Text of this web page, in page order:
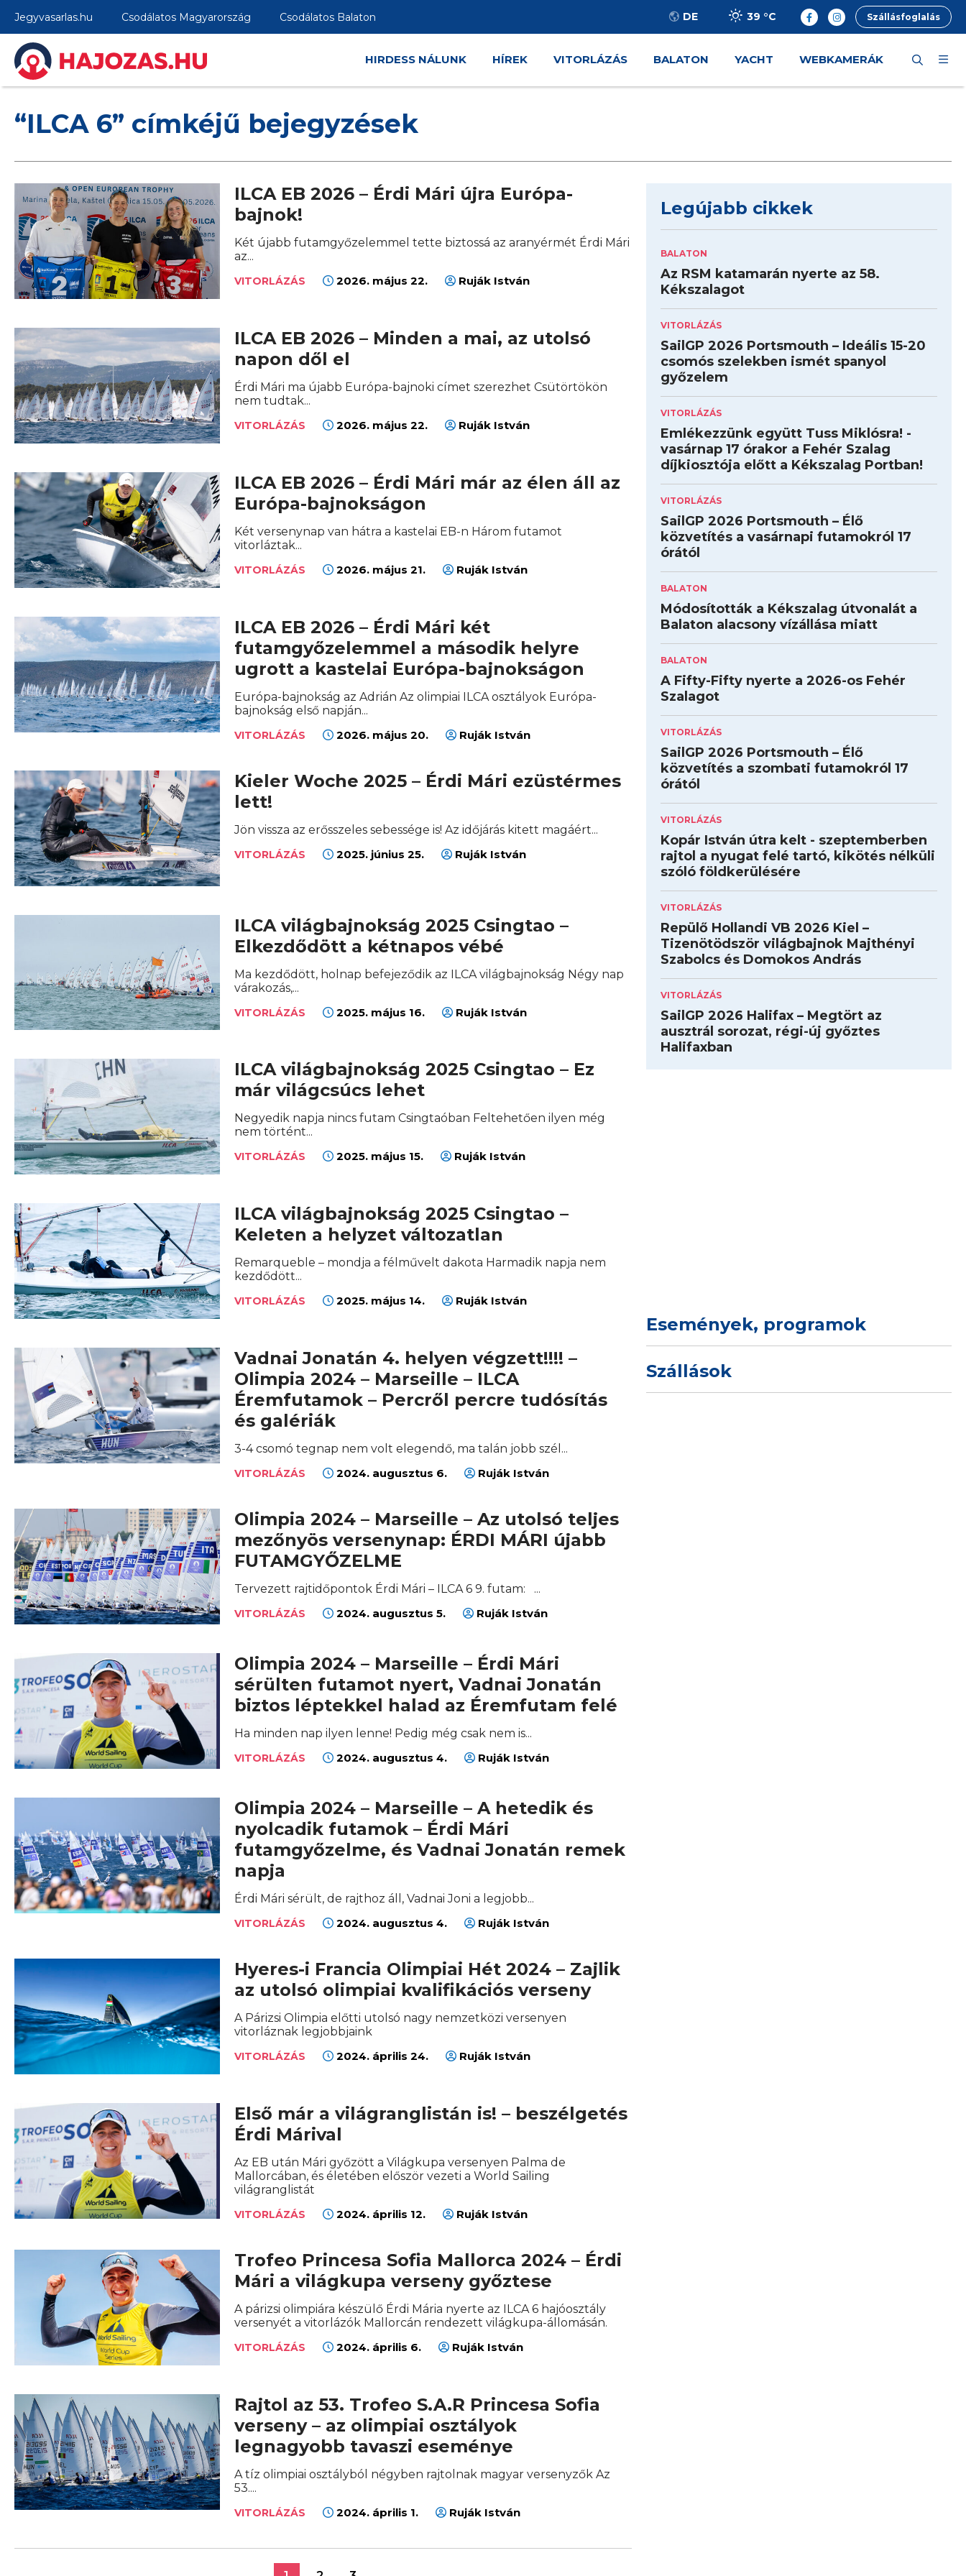
Jegyvasarlas.hu Csodálatos Magyarország Csodálatos Balaton DE 39 °C Szállásfoglalás
HIRDESS NÁLUNK HÍREK VITORLÁZÁS BALATON YACHT WEBKAMERÁK
“ILCA 6” címkéjű bejegyzések
ILCA EB 2026 – Érdi Mári újra Európa-
bajnok!
Két újabb futamgyőzelemmel tette biztossá az aranyérmét Érdi Mári
az...
VITORLÁZÁS 2026. május 22. Ruják István
ILCA EB 2026 – Minden a mai, az utolsó
napon dől el
Érdi Mári ma újabb Európa-bajnoki címet szerezhet Csütörtökön
nem tudtak...
VITORLÁZÁS 2026. május 22. Ruják István
ILCA EB 2026 – Érdi Mári már az élen áll az
Európa-bajnokságon
Két versenynap van hátra a kastelai EB-n Három futamot
vitorláztak...
VITORLÁZÁS 2026. május 21. Ruják István
ILCA EB 2026 – Érdi Mári két
futamgyőzelemmel a második helyre
ugrott a kastelai Európa-bajnokságon
Európa-bajnokság az Adrián Az olimpiai ILCA osztályok Európa-
bajnokság első napján...
VITORLÁZÁS 2026. május 20. Ruják István
Kieler Woche 2025 – Érdi Mári ezüstérmes
lett!
Jön vissza az erősszeles sebessége is! Az időjárás kitett magáért...
VITORLÁZÁS 2025. június 25. Ruják István
ILCA világbajnokság 2025 Csingtao –
Elkezdődött a kétnapos vébé
Ma kezdődött, holnap befejeződik az ILCA világbajnokság Négy nap
várakozás,...
VITORLÁZÁS 2025. május 16. Ruják István
ILCA világbajnokság 2025 Csingtao – Ez
már világcsúcs lehet
Negyedik napja nincs futam Csingtaóban Feltehetően ilyen még
nem történt...
VITORLÁZÁS 2025. május 15. Ruják István
ILCA világbajnokság 2025 Csingtao –
Keleten a helyzet változatlan
Remarqueble – mondja a félművelt dakota Harmadik napja nem
kezdődött...
VITORLÁZÁS 2025. május 14. Ruják István
Vadnai Jonatán 4. helyen végzett!!!! –
Olimpia 2024 – Marseille – ILCA
Éremfutamok – Percről percre tudósítás
és galériák
3-4 csomó tegnap nem volt elegendő, ma talán jobb szél...
VITORLÁZÁS 2024. augusztus 6. Ruják István
Olimpia 2024 – Marseille – Az utolsó teljes
mezőnyös versenynap: ÉRDI MÁRI újabb
FUTAMGYŐZELME
Tervezett rajtidőpontok Érdi Mári – ILCA 6 9. futam: ...
VITORLÁZÁS 2024. augusztus 5. Ruják István
Olimpia 2024 – Marseille – Érdi Mári
sérülten futamot nyert, Vadnai Jonatán
biztos léptekkel halad az Éremfutam felé
Ha minden nap ilyen lenne! Pedig még csak nem is...
VITORLÁZÁS 2024. augusztus 4. Ruják István
Olimpia 2024 – Marseille – A hetedik és
nyolcadik futamok – Érdi Mári
futamgyőzelme, és Vadnai Jonatán remek
napja
Érdi Mári sérült, de rajthoz áll, Vadnai Joni a legjobb...
VITORLÁZÁS 2024. augusztus 4. Ruják István
Hyeres-i Francia Olimpiai Hét 2024 – Zajlik
az utolsó olimpiai kvalifikációs verseny
A Párizsi Olimpia előtti utolsó nagy nemzetközi versenyen
vitorláznak legjobbjaink
VITORLÁZÁS 2024. április 24. Ruják István
Első már a világranglistán is! – beszélgetés
Érdi Márival
Az EB után Mári győzött a Világkupa versenyen Palma de
Mallorcában, és életében először vezeti a World Sailing
világranglistát
VITORLÁZÁS 2024. április 12. Ruják István
Trofeo Princesa Sofia Mallorca 2024 – Érdi
Mári a világkupa verseny győztese
A párizsi olimpiára készülő Érdi Mária nyerte az ILCA 6 hajóosztály
versenyét a vitorlázók Mallorcán rendezett világkupa-állomásán.
VITORLÁZÁS 2024. április 6. Ruják István
Rajtol az 53. Trofeo S.A.R Princesa Sofia
verseny – az olimpiai osztályok
legnagyobb tavaszi eseménye
A tíz olimpiai osztályból négyben rajtolnak magyar versenyzők Az
53....
VITORLÁZÁS 2024. április 1. Ruják István
Legújabb cikkek
BALATON
Az RSM katamarán nyerte az 58.
Kékszalagot
VITORLÁZÁS
SailGP 2026 Portsmouth – Ideális 15-20
csomós szelekben ismét spanyol
győzelem
VITORLÁZÁS
Emlékezzünk együtt Tuss Miklósra! -
vasárnap 17 órakor a Fehér Szalag
díjkiosztója előtt a Kékszalag Portban!
VITORLÁZÁS
SailGP 2026 Portsmouth – Élő
közvetítés a vasárnapi futamokról 17
órától
BALATON
Módosították a Kékszalag útvonalát a
Balaton alacsony vízállása miatt
BALATON
A Fifty-Fifty nyerte a 2026-os Fehér
Szalagot
VITORLÁZÁS
SailGP 2026 Portsmouth – Élő
közvetítés a szombati futamokról 17
órától
VITORLÁZÁS
Kopár István útra kelt - szeptemberben
rajtol a nyugat felé tartó, kikötés nélküli
szóló földkerülésére
VITORLÁZÁS
Repülő Hollandi VB 2026 Kiel –
Tizenötödször világbajnok Majthényi
Szabolcs és Domokos András
VITORLÁZÁS
SailGP 2026 Halifax – Megtört az
ausztrál sorozat, régi-új győztes
Halifaxban
Események, programok
Szállások